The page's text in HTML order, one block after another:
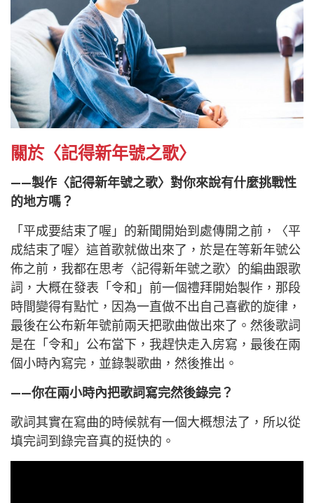
關於〈記得新年號之歌〉
——製作〈記得新年號之歌〉對你來說有什麼挑戰性
的地方嗎？
「平成要結束了喔」的新聞開始到處傳開之前，〈平
成結束了喔〉這首歌就做出來了，於是在等新年號公
佈之前，我都在思考〈記得新年號之歌〉的編曲跟歌
詞，大概在發表「令和」前一個禮拜開始製作，那段
時間變得有點忙，因為一直做不出自己喜歡的旋律，
最後在公布新年號前兩天把歌曲做出來了。然後歌詞
是在「令和」公布當下，我趕快走入房寫，最後在兩
個小時內寫完，並錄製歌曲，然後推出。
——你在兩小時內把歌詞寫完然後錄完？
歌詞其實在寫曲的時候就有一個大概想法了，所以從
填完詞到錄完音真的挺快的。